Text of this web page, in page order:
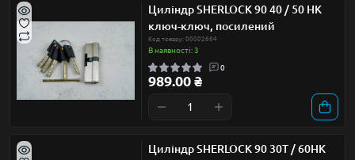
Циліндр SHERLOCK 90 40 / 50 НК
ключ-ключ, посилений
Код товару: 00002664
В наявності: 3
0
989.00 ₴
Циліндр SHERLOCK 90 30Т / 60НК